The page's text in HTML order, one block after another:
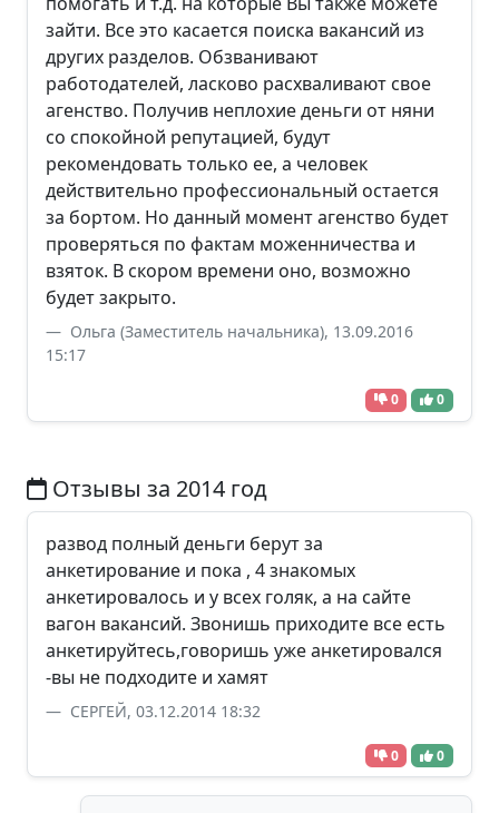
зайти. Все это касается поиска вакансий из
других разделов. Обзванивают
работодателей, ласково расхваливают свое
агенство. Получив неплохие деньги от няни
со спокойной репутацией, будут
рекомендовать только ее, а человек
действительно профессиональный остается
за бортом. Но данный момент агенство будет
проверяться по фактам моженничества и
взяток. В скором времени оно, возможно
будет закрыто.
Ольга (Заместитель начальника), 13.09.2016
15:17
0 0
Отзывы за 2014 год
развод полный деньги берут за
анкетирование и пока , 4 знакомых
анкетировалось и у всех голяк, а на сайте
вагон вакансий. Звонишь приходите все есть
анкетируйтесь,говоришь уже анкетировался
-вы не подходите и хамят
СЕРГЕЙ, 03.12.2014 18:32
0 0